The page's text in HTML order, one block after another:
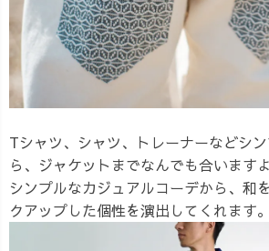
Tシャツ、シャツ、トレーナーなどシ
ら、ジャケットまでなんでも合います
シンプルなカジュアルコーデから、和
クアップした個性を演出してくれます。